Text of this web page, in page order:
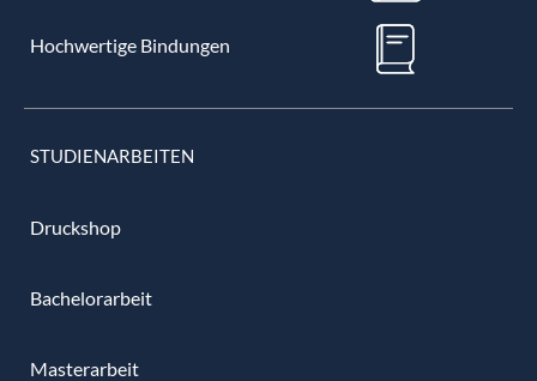
Hochwertige Bindungen
STUDIENARBEITEN
Druckshop
Bachelorarbeit
Masterarbeit